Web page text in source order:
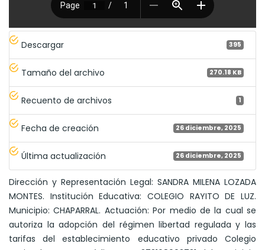
Descargar 395
Tamaño del archivo 270.18 KB
Recuento de archivos 1
Fecha de creación 26 diciembre, 2025
Última actualización 26 diciembre, 2025
Dirección y Representación Legal: SANDRA MILENA LOZADA
MONTES. Institución Educativa: COLEGIO RAYITO DE LUZ.
Municipio: CHAPARRAL. Actuación: Por medio de la cual se
autoriza la adopción del régimen libertad regulada y las
tarifas del establecimiento educativo privado Colegio